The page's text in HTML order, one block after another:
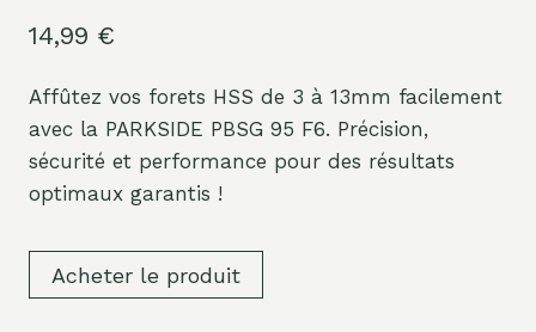
14,99 €
Affûtez vos forets HSS de 3 à 13mm facilement
avec la PARKSIDE PBSG 95 F6. Précision,
sécurité et performance pour des résultats
optimaux garantis !
Acheter le produit